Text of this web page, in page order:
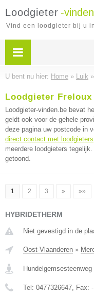
Loodgieter -
Vind een loodgieter bij u
U bent nu hier: Home » Luik »
Loodgieter Freloux
Loodgieter-vinden.be bevat
geldt ook voor de gehele
deze pagina uw postcode in
direct contact met loodgieters
meerdere loodgieters
getoond.
1 2 3 » »»
HYBRIDETHERM
Niet gevestigd in de
Oost-Vlaanderen »
Hundelgemsesteenweg
Tel: 0477326647, Fax: -